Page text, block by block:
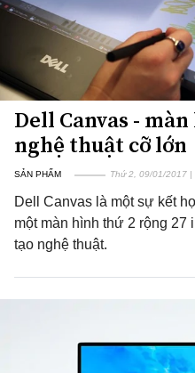
Dell Canvas -
nghệ thuật cỡ lớn
SẢN PHẨM Thứ 2, 09/01/2017 |
Dell Canvas là một sự kết
một màn hình thứ 2 rộng 27
tạo nghệ thuật.